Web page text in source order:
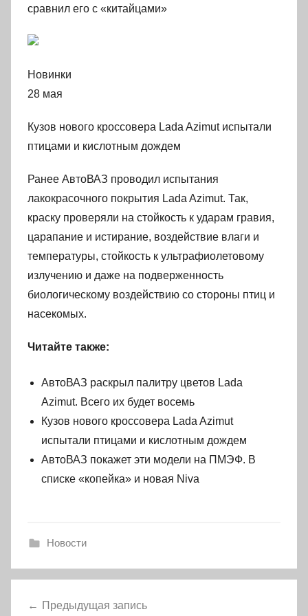
сравнил его с «китайцами»
Новинки
28 мая
Кузов нового кроссовера Lada Azimut испытали
птицами и кислотным дождем
Ранее АвтоВАЗ проводил испытания
лакокрасочного покрытия Lada Azimut. Так,
краску проверяли на стойкость к ударам гравия,
царапание и истирание, воздействие влаги и
температуры, стойкость к ультрафиолетовому
излучению и даже на подверженность
биологическому воздействию со стороны птиц и
насекомых.
Читайте также:
АвтоВАЗ раскрыл палитру цветов Lada
Azimut. Всего их будет восемь
Кузов нового кроссовера Lada Azimut
испытали птицами и кислотным дождем
АвтоВАЗ покажет эти модели на ПМЭФ. В
списке «копейка» и новая Niva
Новости
Предыдущая запись